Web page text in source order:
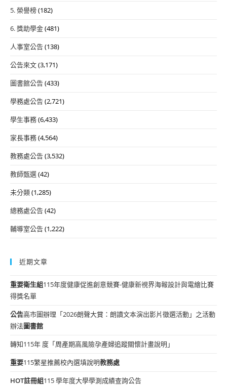
5. 榮譽榜(182)
6. 獎助學金(481)
人事室公告(138)
公告來文(3,171)
圖書館公告(433)
學務處公告(2,721)
學生事務(6,433)
家長事務(4,564)
教務處公告(3,532)
教師甄選(42)
未分類(1,285)
總務處公告(42)
輔導室公告(1,222)
近期文章
重要衛生組115年度健康促進創意競賽-健康新視界海報設計與電繪比賽
得獎名單
公告高市圖辦理「2026朗聲大賞：朗讀文本演出影片徵選活動」之活動
辦法圖書館
轉知115年 度「周產期高風險孕產婦追蹤關懷計畫說明」
重要115繁星推薦校內選填說明教務處
HOT註冊組115 學年度大學學測成績查詢公告